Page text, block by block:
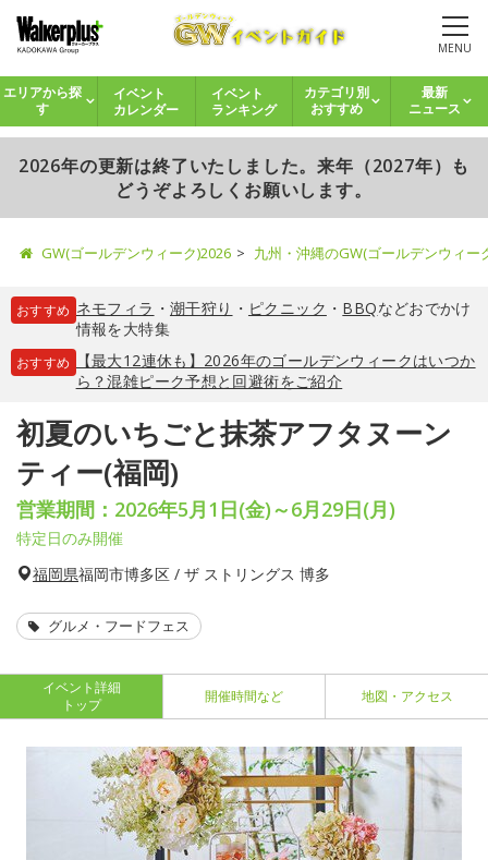
MENU
エリアから探
す
イベント
カレンダー
イベント
ランキング
カテゴリ別
おすすめ
最新
ニュース
2026年の更新は終了いたしました。来年（2027年）も
どうぞよろしくお願いします。
GW(ゴールデンウィーク)2026 九州・沖縄のGW(ゴールデンウィ
おすすめ ネモフィラ ・ 潮干狩り ・ ピクニック ・ BBQなどおでかけ
情報を大特集
おすすめ
【最大12連休も】2026年のゴールデンウィークはいつか
ら？混雑ピーク予想と回避術をご紹介
初夏のいちごと抹茶アフタヌーン
ティー(福岡)
営業期間：2026年5月1日(金)～6月29日(月)
特定日のみ開催
福岡県福岡市博多区 / ザ ストリングス 博多
グルメ・フードフェス
イベント詳細
トップ
開催時間など 地図・アクセス